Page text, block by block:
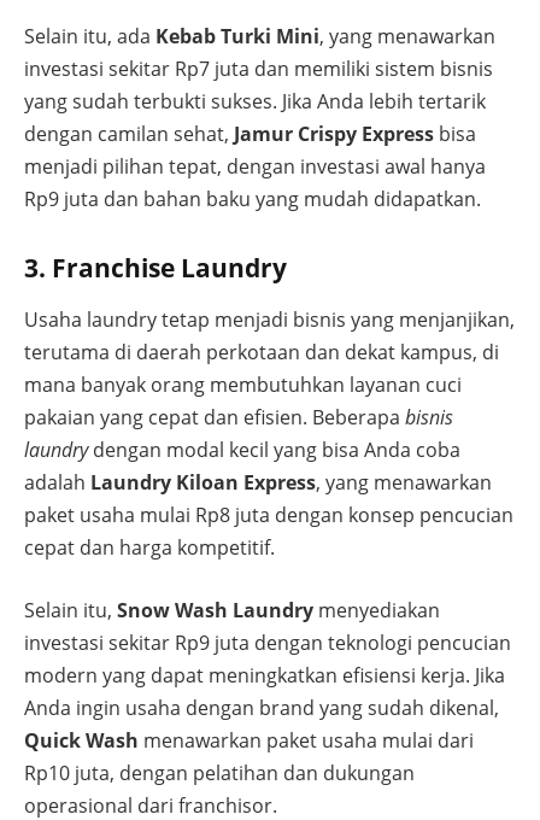
Selain itu, ada Kebab Turki Mini, yang menawarkan
investasi sekitar Rp7 juta dan memiliki sistem bisnis
yang sudah terbukti sukses. Jika Anda lebih tertarik
dengan camilan sehat, Jamur Crispy Express bisa
menjadi pilihan tepat, dengan investasi awal hanya
Rp9 juta dan bahan baku yang mudah didapatkan.
3. Franchise Laundry
Usaha laundry tetap menjadi bisnis yang menjanjikan,
terutama di daerah perkotaan dan dekat kampus, di
mana banyak orang membutuhkan layanan cuci
pakaian yang cepat dan efisien. Beberapa bisnis
laundrydengan modal kecil yang bisa Anda coba
adalah Laundry Kiloan Express, yang menawarkan
paket usaha mulai Rp8 juta dengan konsep pencucian
cepat dan harga kompetitif.
Selain itu, Snow Wash Laundry menyediakan
investasi sekitar Rp9 juta dengan teknologi pencucian
modern yang dapat meningkatkan efisiensi kerja. Jika
Anda ingin usaha dengan brand yang sudah dikenal,
Quick Wash menawarkan paket usaha mulai dari
Rp10 juta, dengan pelatihan dan dukungan
operasional dari franchisor.